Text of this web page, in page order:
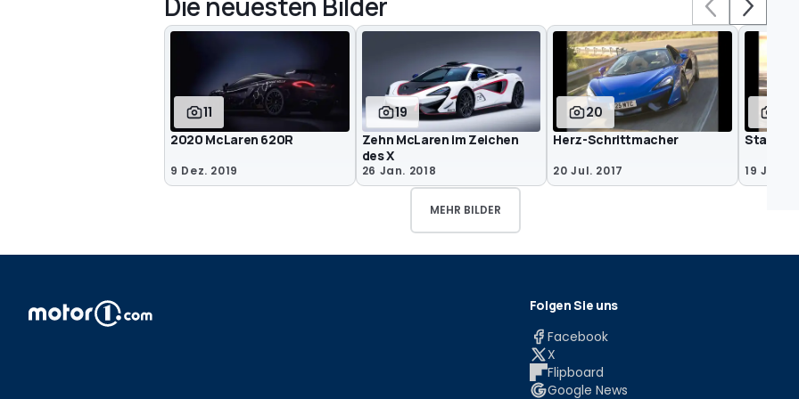
11
2020 McLaren 620R
9 Dez. 2019
19
Zehn McLaren im Zeichen
des X
26 Jan. 2018
20
Herz-Schrittmacher
20 Jul. 2017
Starke
19 Jun.
MEHR BILDER
Folgen Sie uns
Facebook
X
Flipboard
Google News